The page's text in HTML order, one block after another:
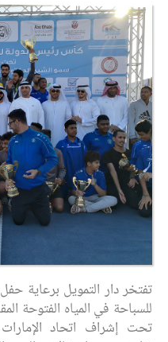
تفتخر دار التمويل برعاية
للسباحة في المياه الفتوحة
تحت إشراف اتحاد الإمارات